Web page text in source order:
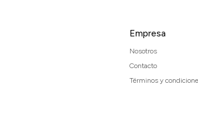
Empresa
Nosotros
Contacto
Términos y